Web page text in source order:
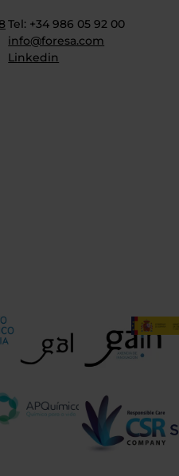
Tel: +34 986 05 92 00
info@foresa.com
Linkedin